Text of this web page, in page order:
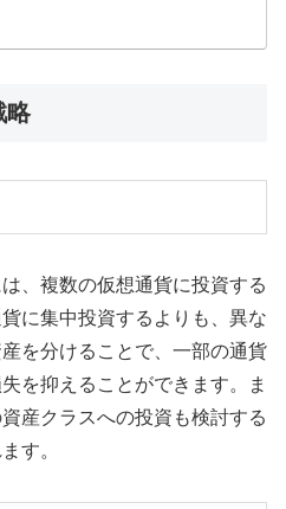
略
、複数の仮想通貨に投資する
に集中投資するよりも、異な
を分けることで、一部の通貨
を抑えることができます。ま
産クラスへの投資も検討する
す。